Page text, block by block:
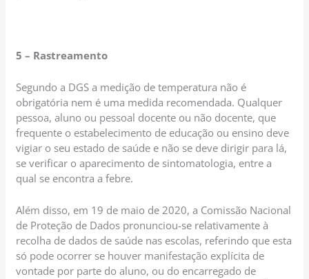
5 – Rastreamento
Segundo a DGS a medição de temperatura não é
obrigatória nem é uma medida recomendada. Qualquer
pessoa, aluno ou pessoal docente ou não docente, que
frequente o estabelecimento de educação ou ensino deve
vigiar o seu estado de saúde e não se deve dirigir para lá,
se verificar o aparecimento de sintomatologia, entre a
qual se encontra a febre.
Além disso, em 19 de maio de 2020, a Comissão Nacional
de Proteção de Dados pronunciou-se relativamente à
recolha de dados de saúde nas escolas, referindo que esta
só pode ocorrer se houver manifestação explícita de
vontade por parte do aluno, ou do encarregado de